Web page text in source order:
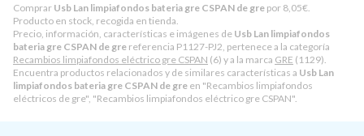
Comprar Usb Lan limpiafondos bateria gre CSPAN de gre por 8,05€
Producto en stock, recogida en tienda.
Precio, información, características e imágenes de Usb Lan limpiafondos
bateria gre CSPAN de gre referencia P1127-PJ2, pertenece a la categoría
Recambios limpiafondos eléctrico gre CSPAN (6) y a la marca GRE (1129).
Encuentra productos relacionados y de similares características a Usb Lan
limpiafondos bateria gre CSPAN de gre en "Recambios limpiafondos
eléctricos de gre", "Recambios limpiafondos eléctrico gre CSPAN".